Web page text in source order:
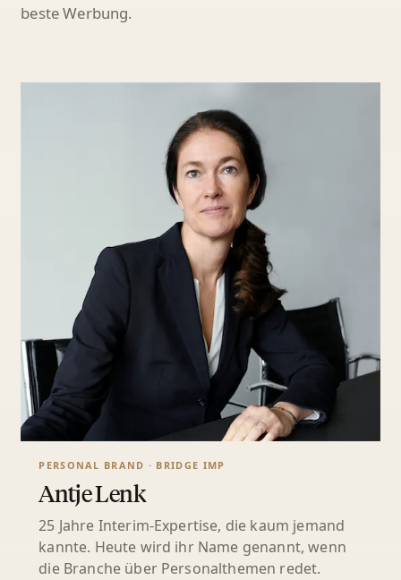
beste Werbung.
PERSONAL BRAND · BRIDGE IMP
Antje Lenk
25 Jahre Interim-Expertise, die kaum jemand
kannte. Heute wird ihr Name genannt, wenn
die Branche über Personalthemen redet.